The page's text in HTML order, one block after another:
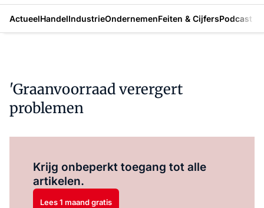
ActueelHandelIndustrieOndernemenFeiten & CijfersPodcast
'Graanvoorraad verergert
problemen
Krijg onbeperkt toegang tot alle
artikelen.
Lees 1 maand gratis